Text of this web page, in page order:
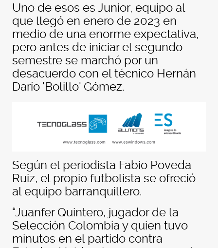
Uno de esos es Junior, equipo al
que llegó en enero de 2023 en
medio de una enorme expectativa,
pero antes de iniciar el segundo
semestre se marchó por un
desacuerdo con el técnico Hernán
Darío 'Bolillo' Gómez.
Según el periodista Fabio Poveda
Ruiz, el propio futbolista se ofreció
al equipo barranquillero.
“Juanfer Quintero, jugador de la
Selección Colombia y quien tuvo
minutos en el partido contra